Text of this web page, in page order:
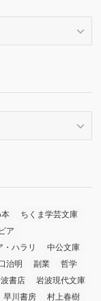
本
ちくま学芸文庫
ア
・ハラリ
中公文庫
治明 副業
哲学
書店
岩波現代文庫
早川書房 村上春樹